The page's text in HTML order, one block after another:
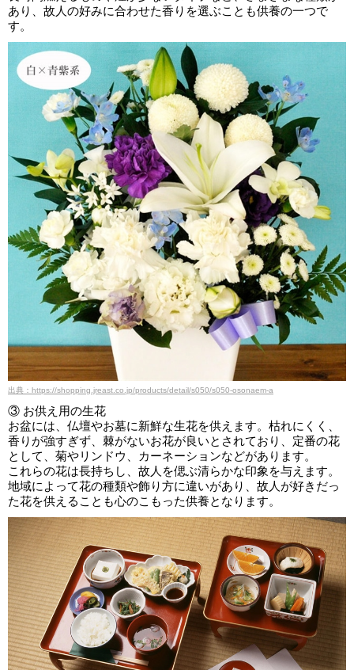
あり、故人の好みに合わせた香りを選ぶことも供養の一つで
す。
出典：https://shopping.jreast.co.jp/products/detail/s050/s050-osonaem-a
③ お供え用の生花
お盆には、仏壇やお墓に新鮮な生花を供えます。枯れにくく、
香りが強すぎず、棘がないお花が良いとされており、定番の花
として、菊やリンドウ、カーネーションなどがあります。
これらの花は長持ちし、故人を偲ぶ清らかな印象を与えます。
地域によって花の種類や飾り方に違いがあり、故人が好きだっ
た花を供えることも心のこもった供養となります。